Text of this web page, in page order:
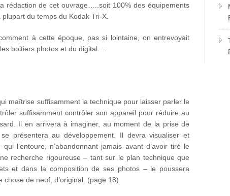
rédaction de cet ouvrage…..soit 100% des équipements
du temps du Kodak Tri-X.
à cette époque, pas si lointaine, on entrevoyait
boitiers photos et du digital….
maîtrise suffisamment la technique pour laisser parler le
suffisamment contrôler son appareil pour réduire au
Il en arrivera à imaginer, au moment de la prise de
se présentera au développement. Il devra visualiser et
l’entoure, n’abandonnant jamais avant d’avoir tiré le
recherche rigoureuse – tant sur le plan technique que
et dans la composition de ses photos – le poussera
chose de neuf, d’original. (page 18)